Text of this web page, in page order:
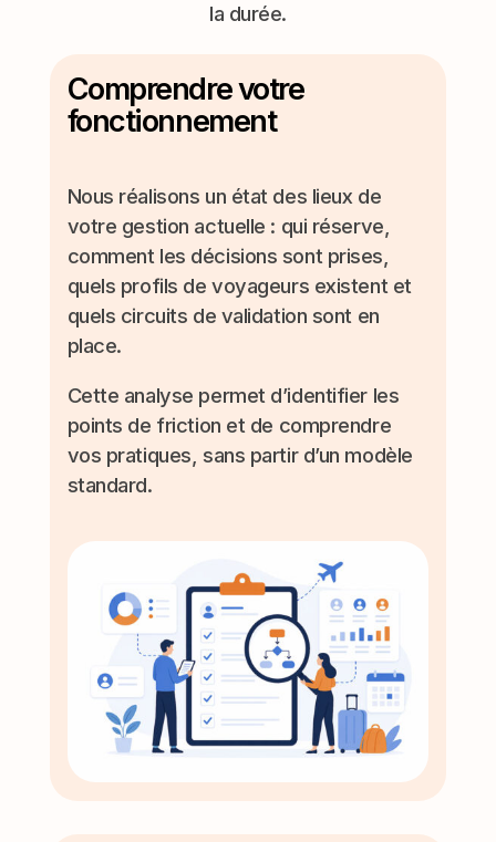
la durée.
Comprendre votre
fonctionnement
Nous réalisons un état des lieux de
votre gestion actuelle : qui réserve,
comment les décisions sont prises,
quels profils de voyageurs existent et
quels circuits de validation sont en
place.
Cette analyse permet d’identifier les
points de friction et de comprendre
vos pratiques, sans partir d’un modèle
standard.